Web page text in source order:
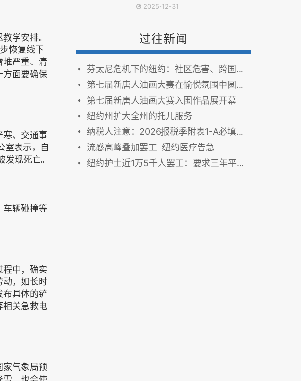
学安排。
恢复线下
堆严重、清
方面要确保
寒、交通事
室表示，自
现死亡。
车辆碰撞等
程中，确实
动，如长时
布具体的铲
相关急救电
家气象局预
2025-12-31
过往新闻
芬太尼危机下的纽约：社区危害、跨国流通与政府应对策略
第七届新唐人油画大赛在愉悦氛围中圆满落幕
第七届新唐人油画大赛入围作品展开幕
纽约州扩大全州的托儿服务
纳税人注意：2026报税季附表1-A必填以享《大而美法案》减税
流感高峰叠加罢工 纽约医疗告急
纽约护士近1万5千人罢工：要求三年平均涨薪近40%